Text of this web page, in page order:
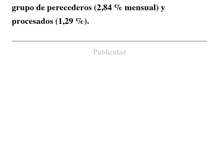
grupo de perecederos (2,84 % mensual) y
procesados (1,29 %).
Publicidad